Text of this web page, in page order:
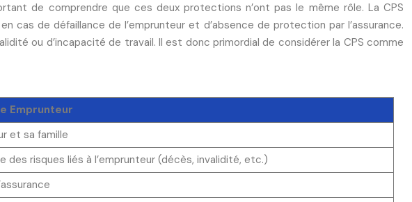
de comprendre que ces deux protections n’ont pas le même rôle. La CPS
de défaillance de l’emprunteur et d’absence de protection par l’assurance.
ou d’incapacité de travail. Il est donc primordial de considérer la CPS comme
Emprunteur
et sa famille
des risques liés à l’emprunteur (décès, invalidité, etc.)